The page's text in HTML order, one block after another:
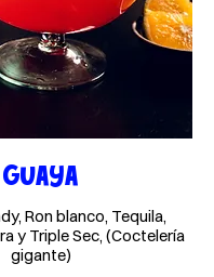
GUAYA
Ron blanco, Tequila,
y Triple Sec, (Coctelería
gigante)